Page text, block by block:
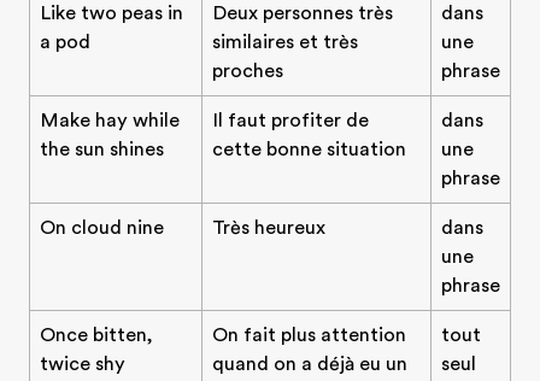
Like two peas in
a pod
Deux personnes très
similaires et très
proches
dans
une
phrase
Make hay while
the sun shines
Il faut profiter de
cette bonne situation
dans
une
phrase
On cloud nine Très heureux
dans
une
phrase
Once bitten,
twice shy
On fait plus attention
quand on a déjà eu un
tout
seul